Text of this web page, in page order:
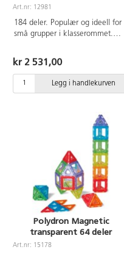
Art.nr: 12981
184 deler. Populær og ideell for
små grupper i klasserommet.
Oppvaskmaskin opp til 70°C. Fra
4 år.
kr 2 531,00
Legg i handlekurven
Polydron Magnetic
transparent 64 deler
Art.nr: 15178